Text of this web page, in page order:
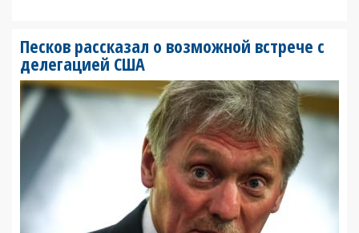
Песков рассказал о возможной встрече с
делегацией США